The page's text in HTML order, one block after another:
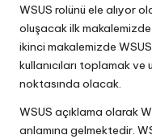
WSUS rolünü ele alıyor
oluşacak ilk makalemizde
ikinci makalemizde
kullanıcıları toplamak
noktasında olacak.
WSUS açıklama olarak
anlamına gelmektedir.